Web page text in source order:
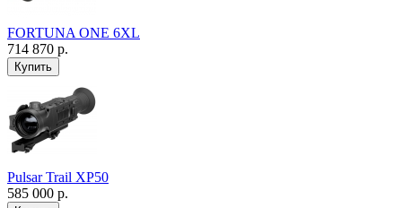
FORTUNA ONE 6XL
714 870 р.
Pulsar Trail XP50
585 000 р.